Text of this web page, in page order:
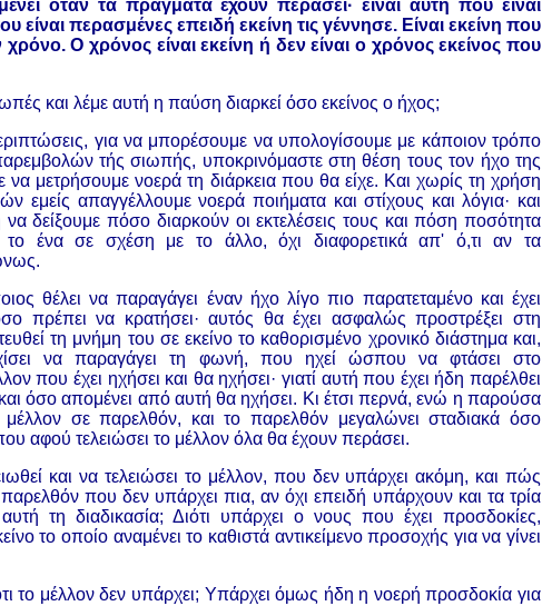
όταν τα πράγματα έχουν περάσει· είναι αυτή που είναι
είναι περασμένες επειδή εκείνη τις γέννησε. Είναι εκείνη που
Ο χρόνος είναι εκείνη ή δεν είναι ο χρόνος εκείνος που
και λέμε αυτή η παύση διαρκεί όσο εκείνος ο ήχος;
για να μπορέσουμε να υπολογίσουμε με κάποιον τρόπο
τής σιωπής, υποκρινόμαστε στη θέση τους τον ήχο της
μετρήσουμε νοερά τη διάρκεια που θα είχε. Και χωρίς τη χρήση
εμείς απαγγέλλουμε νοερά ποιήματα και στίχους και λόγια· και
να δείξουμε πόσο διαρκούν οι εκτελέσεις τους και πόση ποσότητα
το ένα σε σχέση με το άλλο, όχι διαφορετικά απ' ό,τι αν τα
θέλει να παραγάγει έναν ήχο λίγο πιο παρατεταμένο και έχει
πρέπει να κρατήσει· αυτός θα έχει ασφαλώς προστρέξει στη
τη μνήμη του σε εκείνο το καθορισμένο χρονικό διάστημα και,
να παραγάγει τη φωνή, που ηχεί ώσπου να φτάσει στο
που έχει ηχήσει και θα ηχήσει· γιατί αυτή που έχει ήδη παρέλθει
όσο απομένει από αυτή θα ηχήσει. Κι έτσι περνά, ενώ η παρούσα
μέλλον σε παρελθόν, και το παρελθόν μεγαλώνει σταδιακά όσο
αφού τελειώσει το μέλλον όλα θα έχουν περάσει.
και να τελειώσει το μέλλον, που δεν υπάρχει ακόμη, και πώς
που δεν υπάρχει πια, αν όχι επειδή υπάρχουν και τα τρία
τη διαδικασία; Διότι υπάρχει ο νους που έχει προσδοκίες,
το οποίο αναμένει το καθιστά αντικείμενο προσοχής για να γίνει
το μέλλον δεν υπάρχει; Υπάρχει όμως ήδη η νοερή προσδοκία για